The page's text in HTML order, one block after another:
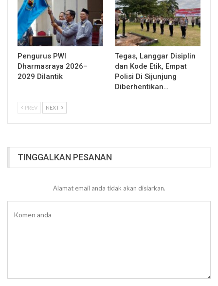
Pengurus PWI
Dharmasraya 2026–
2029 Dilantik
Tegas, Langgar Disiplin
dan Kode Etik, Empat
Polisi Di Sijunjung
Diberhentikan…
PREV NEXT
TINGGALKAN PESANAN
Alamat email anda tidak akan disiarkan.